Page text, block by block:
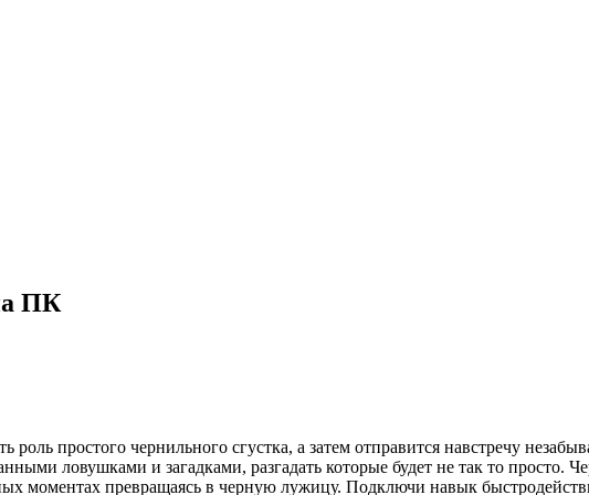
ПК
роль простого чернильного сгустка, а затем отправится навстречу
ловушками и загадками, разгадать которые будет не так то просто.
моментах превращаясь в черную лужицу. Подключи навык